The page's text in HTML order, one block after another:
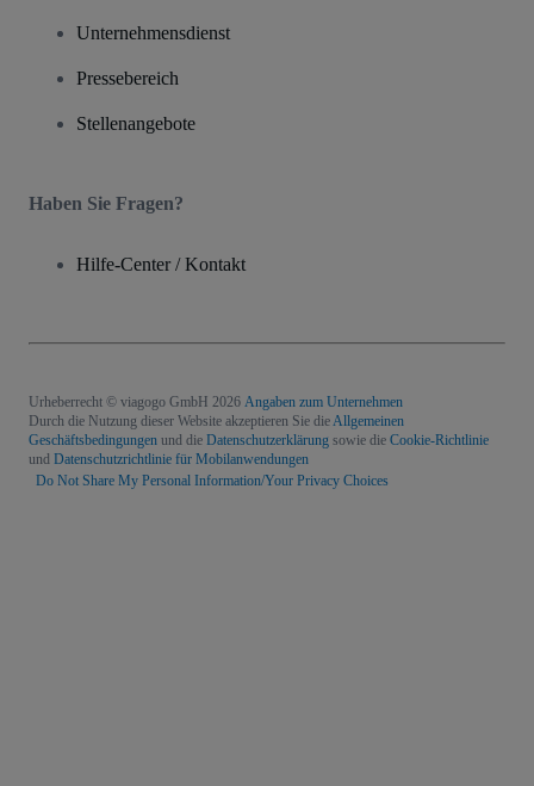
Unternehmensdienst
Pressebereich
Stellenangebote
Haben Sie Fragen?
Hilfe-Center / Kontakt
Urheberrecht © viagogo GmbH 2026 Angaben zum Unternehmen
Durch die Nutzung dieser Website akzeptieren Sie die Allgemeinen
Geschäftsbedingungen und die Datenschutzerklärung sowie die Cookie-Richtlinie
und Datenschutzrichtlinie für Mobilanwendungen
Do Not Share My Personal Information/Your Privacy Choices